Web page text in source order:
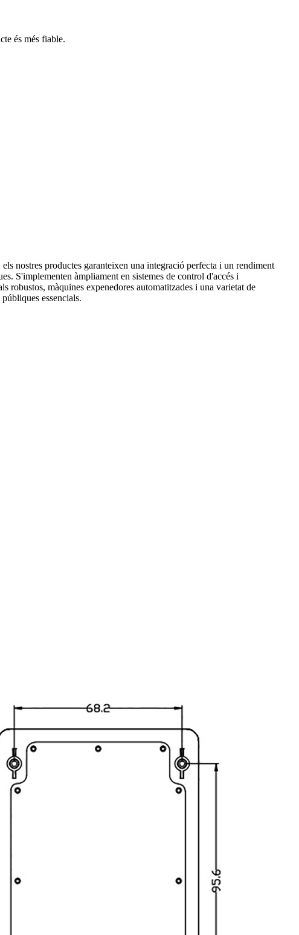
és més fiable.
nostres productes garanteixen una integració perfecta i un rendiment
S'implementen àmpliament en sistemes de control d'accés i
robustos, màquines expenedores automatitzades i una varietat de
essencials.